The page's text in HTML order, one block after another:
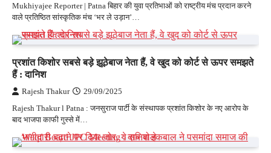
Mukhiyajee Reporter | Patna बिहार की युवा प्रतिभाओं को राष्ट्रीय मंच प्रदान करने
वाले प्रतिष्ठित सांस्कृतिक मंच ‘भर ले उड़ान’…
प्रशांत किशोर सबसे बड़े झूठेबाज नेता हैं, वे खुद को कोर्ट से ऊपर समझते
हैं : दानिश
Rajesh Thakur 29/09/2025
Rajesh Thakur l Patna : जनसुराज पार्टी के संस्थापक प्रशांत किशोर के नए आरोप के
बाद भाजपा काफी गुस्से में…